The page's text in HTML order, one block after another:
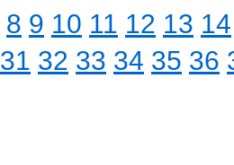
8 9 10 11 12 13 14
31 32 33 34 35 36